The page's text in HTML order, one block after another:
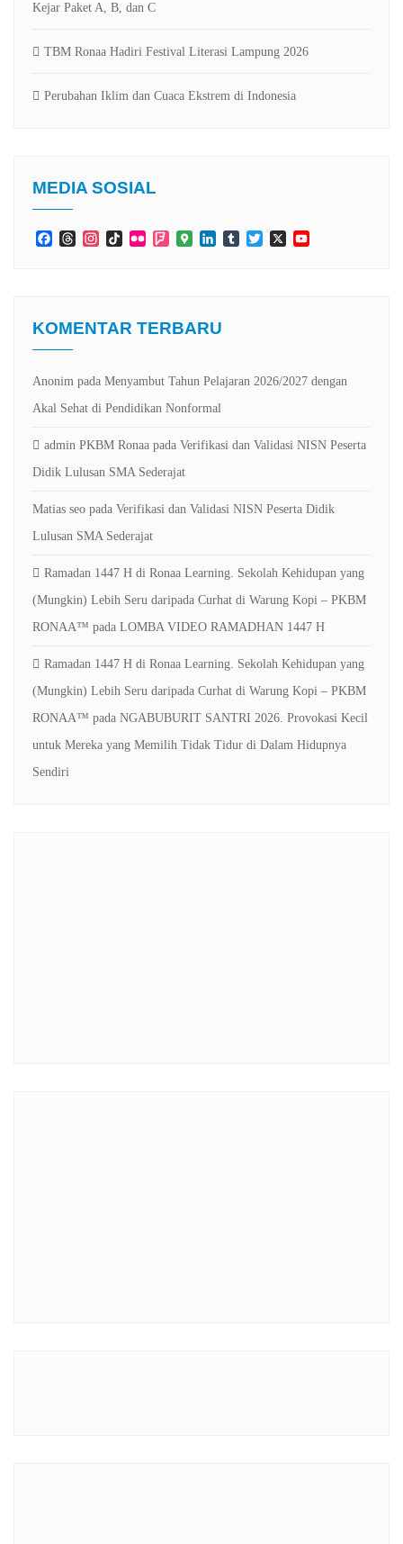
Kejar Paket A, B, dan C
TBM Ronaa Hadiri Festival Literasi Lampung 2026
Perubahan Iklim dan Cuaca Ekstrem di Indonesia
MEDIA SOSIAL
FacebookThreadsInstagramTikTokFlickr Foursquare
GoogleLinkedInTumblrTwitter
X
KOMENTAR TERBARU
Anonim pada Menyambut Tahun Pelajaran 2026/2027 dengan
Akal Sehat di Pendidikan Nonformal
admin PKBM Ronaa pada Verifikasi dan Validasi NISN Peserta
Didik Lulusan SMA Sederajat
Matias seo pada Verifikasi dan Validasi NISN Peserta Didik
Lulusan SMA Sederajat
Ramadan 1447 H di Ronaa Learning. Sekolah Kehidupan yang
(Mungkin) Lebih Seru daripada Curhat di Warung Kopi – PKBM
RONAA™ pada LOMBA VIDEO RAMADHAN 1447 H
Ramadan 1447 H di Ronaa Learning. Sekolah Kehidupan yang
(Mungkin) Lebih Seru daripada Curhat di Warung Kopi – PKBM
RONAA™ pada NGABUBURIT SANTRI 2026. Provokasi Kecil
untuk Mereka yang Memilih Tidak Tidur di Dalam Hidupnya
Sendiri